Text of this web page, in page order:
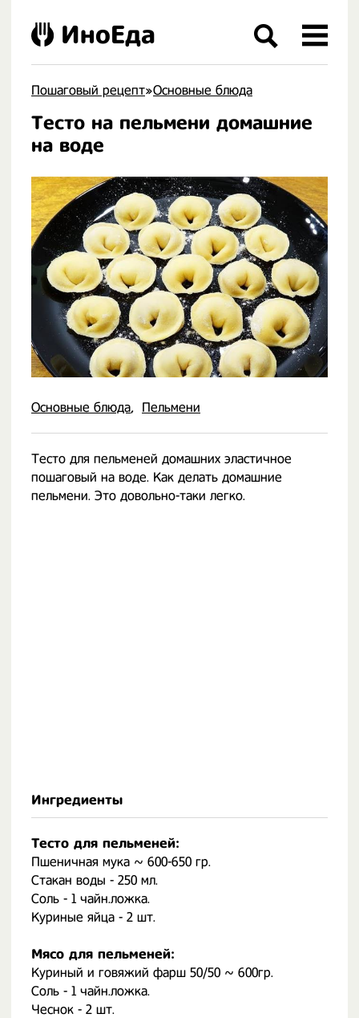
Пошаговый рецепт»Основные блюда
Тесто на пельмени домашние
на воде
Основные блюда Пельмени
Тесто для пельменей домашних эластичное
пошаговый на воде. Как делать домашние
пельмени. Это довольно-таки легко.
Ингредиенты
Тесто для пельменей:
Пшеничная мука ~ 600-650 гр.
Стакан воды - 250 мл.
Соль - 1 чайн.ложка.
Куриные яйца - 2 шт.
Мясо для пельменей:
Куриный и говяжий фарш 50/50 ~ 600гр.
Соль - 1 чайн.ложка.
Чеснок - 2 шт.
ИноЕда